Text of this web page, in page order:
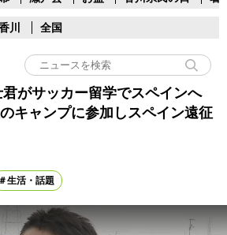
川 全国
君がサッカー留学でスペインへ
キャンプに参加しスペイン遠征
生活・話題